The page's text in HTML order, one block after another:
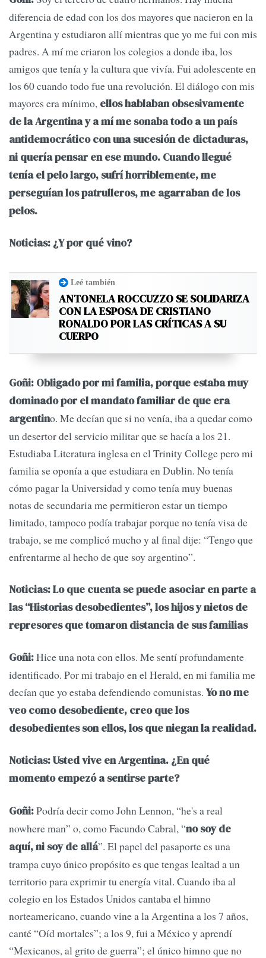
diferencia de edad con los dos mayores que nacieron en la
Argentina y estudiaron allí mientras que yo me fui con mis
padres. A mí me criaron los colegios a donde iba, los
amigos que tenía y la cultura que vivía. Fui adolescente en
los 60 cuando todo fue una revolución. El diálogo con mis
mayores era mínimo, ellos hablaban obsesivamente
de la Argentina y a mí me sonaba todo a un país
antidemocrático con una sucesión de dictaduras,
ni quería pensar en ese mundo. Cuando llegué
tenía el pelo largo, sufrí horriblemente, me
perseguían los patrulleros, me agarraban de los
pelos.
Noticias: ¿Y por qué vino?
Leé también
ANTONELA ROCCUZZO SE SOLIDARIZA
CON LA ESPOSA DE CRISTIANO
RONALDO POR LAS CRÍTICAS A SU
CUERPO
Goñi: Obligado por mi familia, porque estaba muy
dominado por el mandato familiar de que era
argentino. Me decían que si no venía, iba a quedar como
un desertor del servicio militar que se hacía a los 21.
Estudiaba Literatura inglesa en el Trinity College pero mi
familia se oponía a que estudiara en Dublin. No tenía
cómo pagar la Universidad y como tenía muy buenas
notas de secundaria me permitieron estar un tiempo
limitado, tampoco podía trabajar porque no tenía visa de
trabajo, se me complicó mucho y al final dije: “Tengo que
enfrentarme al hecho de que soy argentino”.
Noticias: Lo que cuenta se puede asociar en parte a
las “Historias desobedientes”, los hijos y nietos de
represores que tomaron distancia de sus familias
Goñi:Hice una nota con ellos. Me sentí profundamente
identificado. Por mi trabajo en el Herald, en mi familia me
decían que yo estaba defendiendo comunistas. Yo no me
veo como desobediente, creo que los
desobedientes son ellos, los que niegan la realidad.
Noticias: Usted vive en Argentina. ¿En qué
momento empezó a sentirse parte?
Goñi:Podría decir como John Lennon, “he's a real
nowhere man” o, como Facundo Cabral, “no soy de
aquí, ni soy de allá”. El papel del pasaporte es una
trampa cuyo único propósito es que tengas lealtad a un
territorio para exprimir tu energía vital. Cuando iba al
colegio en los Estados Unidos cantaba el himno
norteamericano, cuando vine a la Argentina a los 7 años,
canté “Oíd mortales”; a los 9, fui a México y aprendí
“Mexicanos, al grito de guerra”; el único himno que no